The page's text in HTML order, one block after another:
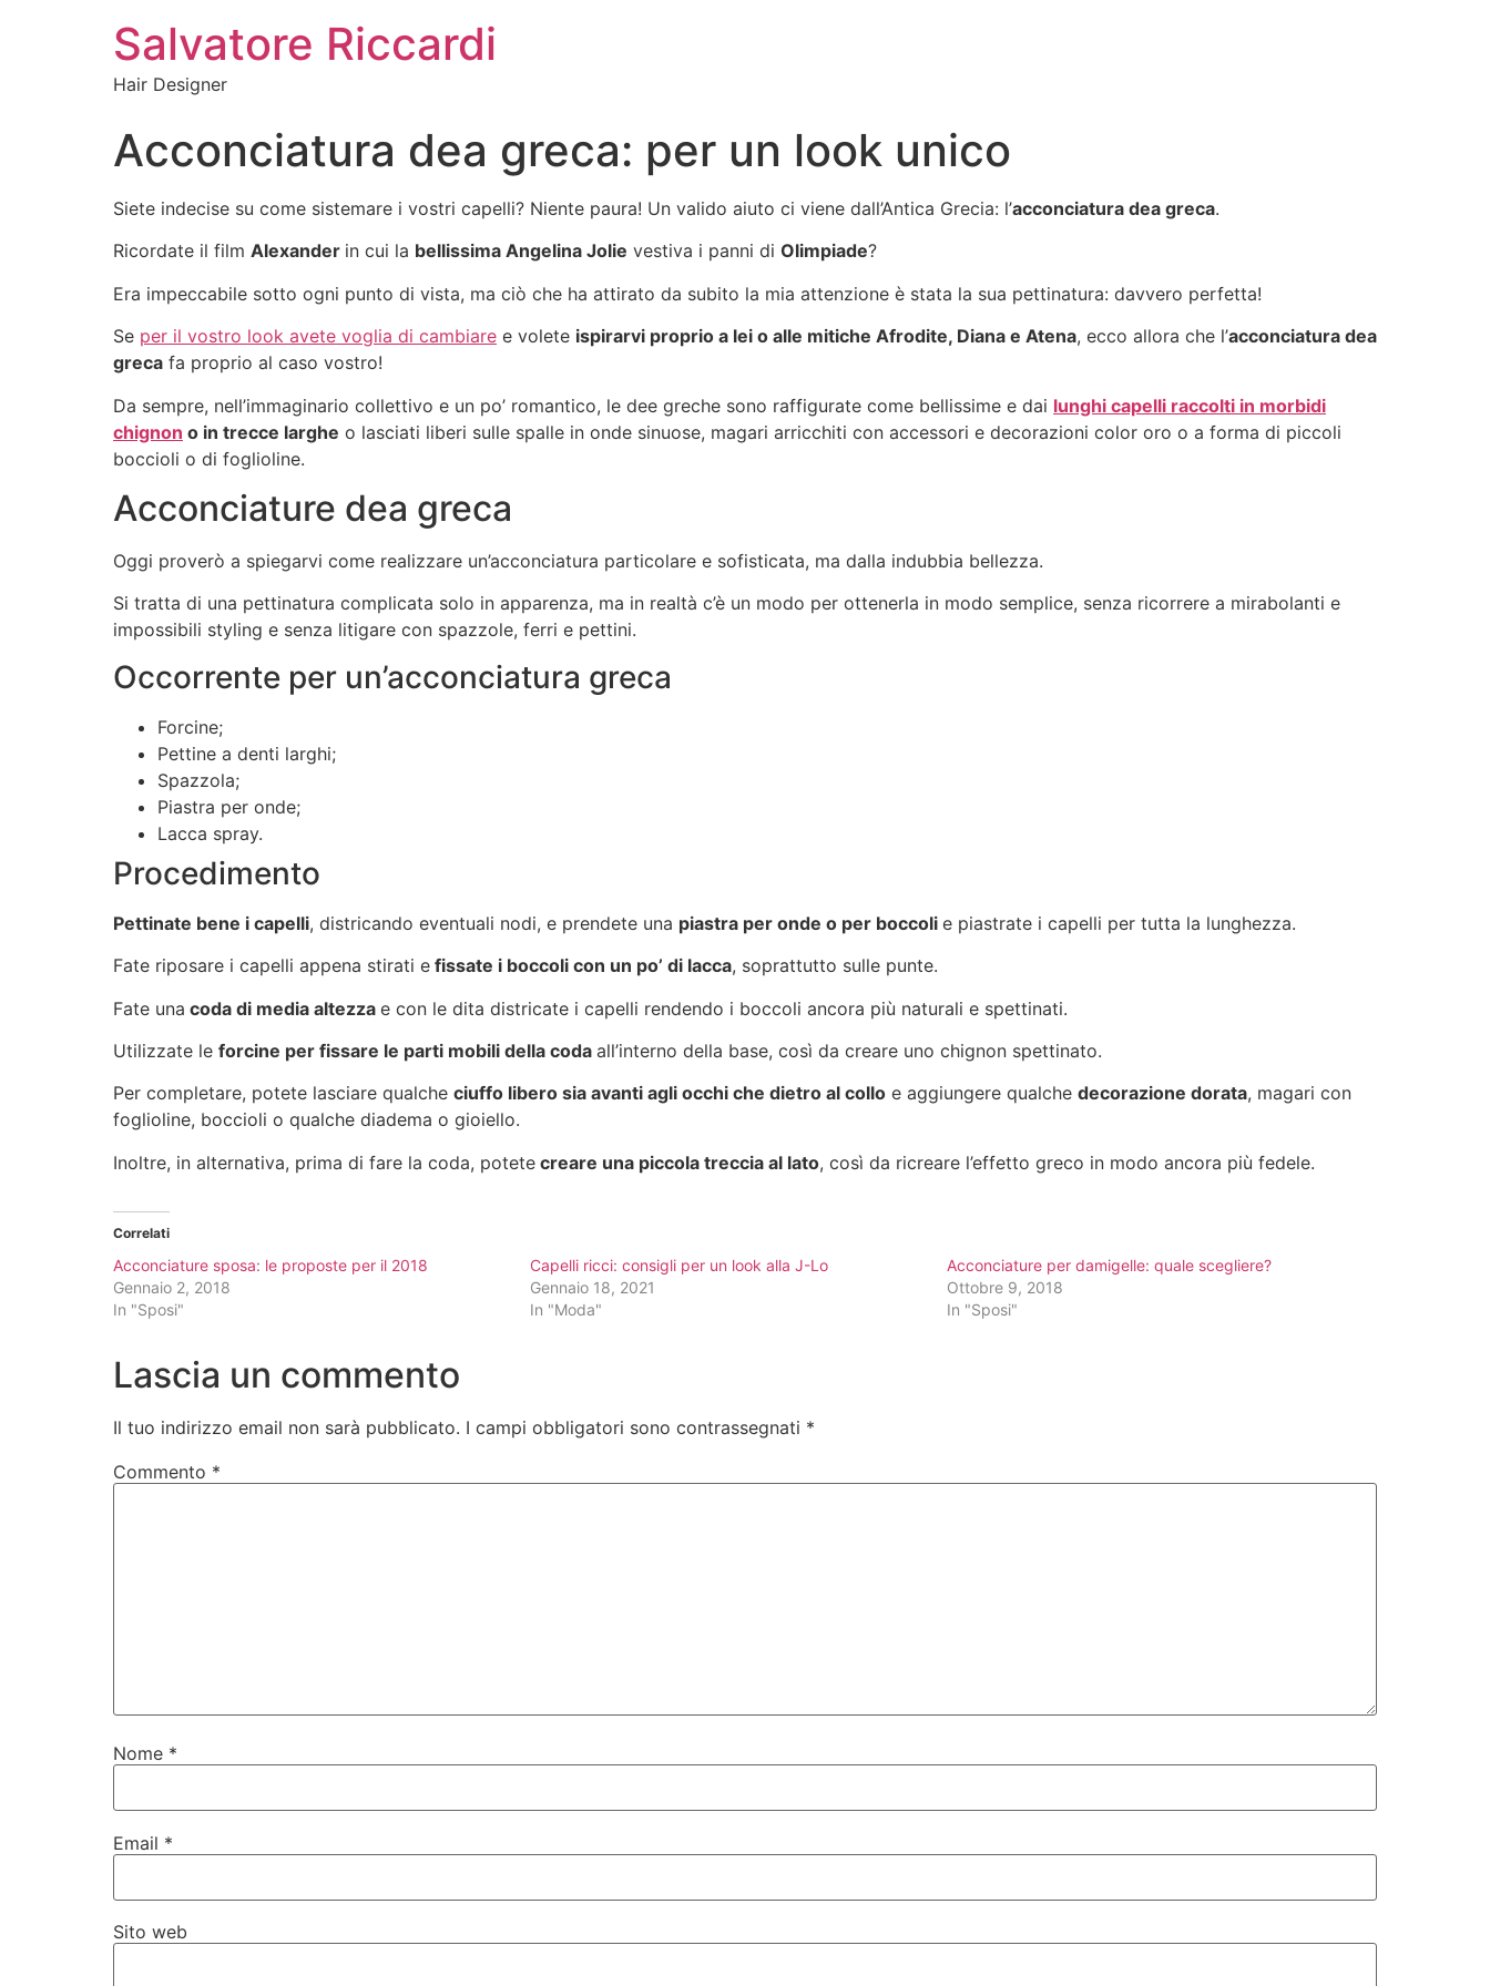
Salvatore Riccardi
Hair Designer
Acconciatura dea greca: per un look unico
Siete indecise su come sistemare i vostri capelli? Niente paura! Un valido aiuto ci viene dall’Antica Grecia: l’acconciatura dea greca.
Ricordate il film Alexander in cui la bellissima Angelina Jolie vestiva i panni di Olimpiade?
Era impeccabile sotto ogni punto di vista, ma ciò che ha attirato da subito la mia attenzione è stata la sua pettinatura: davvero perfetta!
Se per il vostro look avete voglia di cambiare e volete ispirarvi proprio a lei o alle mitiche Afrodite, Diana e Atena, ecco allora che l’acconciatura dea
greca fa proprio al caso vostro!
Da sempre, nell’immaginario collettivo e un po’ romantico, le dee greche sono raffigurate come bellissime e dai lunghi capelli raccolti in morbidi
chignon o in trecce larghe o lasciati liberi sulle spalle in onde sinuose, magari arricchiti con accessori e decorazioni color oro o a forma di piccoli
boccioli o di foglioline.
Acconciature dea greca
Oggi proverò a spiegarvi come realizzare un’acconciatura particolare e sofisticata, ma dalla indubbia bellezza.
Si tratta di una pettinatura complicata solo in apparenza, ma in realtà c’è un modo per ottenerla in modo semplice, senza ricorrere a mirabolanti e
impossibili styling e senza litigare con spazzole, ferri e pettini.
Occorrente per un’acconciatura greca
Forcine;
Pettine a denti larghi;
Spazzola;
Piastra per onde;
Lacca spray.
Procedimento
Pettinate bene i capelli, districando eventuali nodi, e prendete una piastra per onde o per boccoli e piastrate i capelli per tutta la lunghezza.
Fate riposare i capelli appena stirati e fissate i boccoli con un po’ di lacca, soprattutto sulle punte.
Fate una coda di media altezza e con le dita districate i capelli rendendo i boccoli ancora più naturali e spettinati.
Utilizzate le forcine per fissare le parti mobili della coda all’interno della base, così da creare uno chignon spettinato.
Per completare, potete lasciare qualche ciuffo libero sia avanti agli occhi che dietro al collo e aggiungere qualche decorazione dorata, magari con
foglioline, boccioli o qualche diadema o gioiello.
Inoltre, in alternativa, prima di fare la coda, potete creare una piccola treccia al lato, così da ricreare l’effetto greco in modo ancora più fedele.
Correlati
Acconciature sposa: le proposte per il 2018
Gennaio 2, 2018
In "Sposi"
Capelli ricci: consigli per un look alla J-Lo
Gennaio 18, 2021
In "Moda"
Acconciature per damigelle: quale scegliere?
Ottobre 9, 2018
In "Sposi"
Lascia un commento
Il tuo indirizzo email non sarà pubblicato. I campi obbligatori sono contrassegnati *
Commento *
Nome *
Email *
Sito web